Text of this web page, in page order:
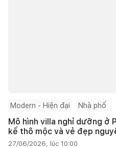
Modern - Hiện đại Nhà phố
Mô hình villa nghỉ dưỡng ở
kế thô mộc và vẻ đẹp
27/06/2026, lúc 10:00